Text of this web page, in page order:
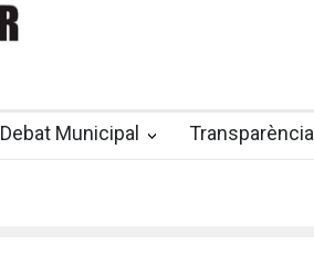
Debat Municipal Transparència